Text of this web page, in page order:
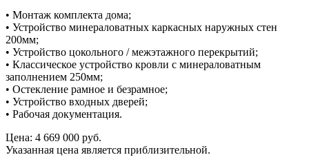
• Монтаж комплекта дома;
• Устройство минераловатных каркасных наружных стен
200мм;
• Устройство цокольного / межэтажного перекрытий;
• Классическое устройство кровли с минераловатным
заполнением 250мм;
• Остекление рамное и безрамное;
• Устройство входных дверей;
• Рабочая документация.
Цена: 4 669 000 руб.
Указанная цена является приблизительной.